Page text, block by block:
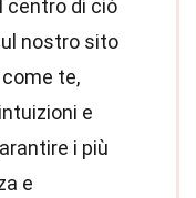
centro di ciò
nostro sito
te,
e
i più
e